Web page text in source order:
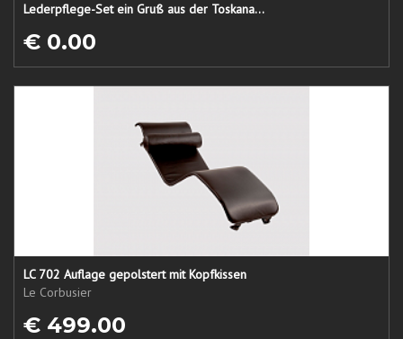
Lederpflege-Set ein Gruß aus der Toskana...
€ 0.00
LC 702 Auflage gepolstert mit Kopfkissen
Le Corbusier
€ 499.00